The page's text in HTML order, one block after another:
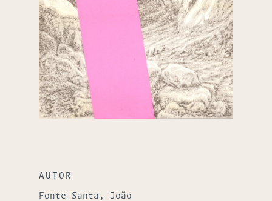
AUTOR
Fonte Santa, João